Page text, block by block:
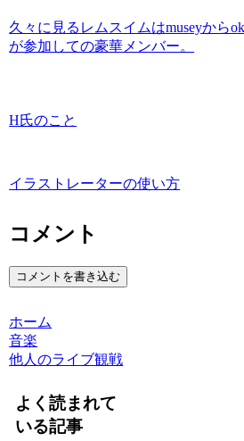
久々に見るレムスイムはmuseyから
が参加しての豪華メンバー。
H氏のこと
イラストレーターの使い方
コメント
コメントを書き込む
ホーム
音楽
他人のライブ観戦
よく読まれて
いる記事